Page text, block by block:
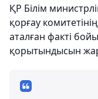
ҚР Білім
қорғау
аталған факті
қорытындысын